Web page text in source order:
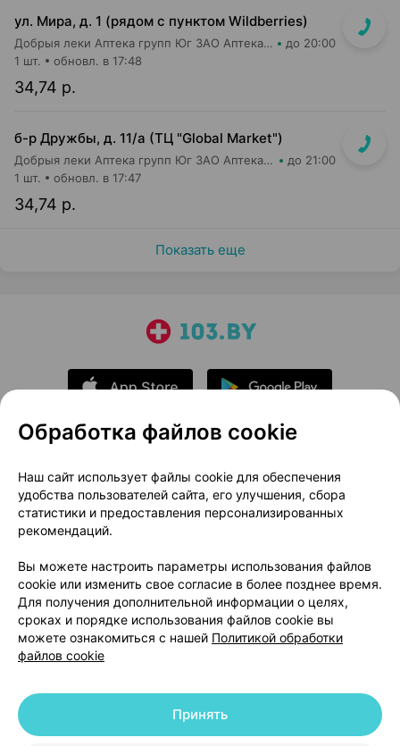
ул. Мира, д. 1 (рядом с пунктом Wildberries)
Добрыя леки Аптека групп Юг ЗАО Аптека №85 до 20:00
34,74 р.
1 шт. обновл. в 17:48
б-р Дружбы, д. 11/а (ТЦ "Global Market")
Добрыя леки Аптека групп Юг ЗАО Аптека №77 до 21:00
34,74 р.
1 шт. обновл. в 17:47
Показать еще
О проекте
Новости проекта
Размещение рекламы
Медицинский маркетинг
Публичный договор
Доставка
Способы оплаты
Вакансии
Партнеры
Написать руководителю 103.by
Написать в поддержку
Персональные настройки Cookie
© 2026 ООО «Артокс Лаб», УНП 191700409 | 220012, Республика Беларусь,
Обработка файлов cookie
Наш сайт использует файлы cookie для обеспечения
удобства пользователей сайта, его улучшения, сбора
статистики и предоставления персонализированных
рекомендаций.
Вы можете настроить параметры использования файлов
cookie или изменить свое согласие в более позднее время.
Для получения дополнительной информации о целях,
сроках и порядке использования файлов cookie вы
можете ознакомиться с нашей Политикой обработки
файлов cookie
Принять